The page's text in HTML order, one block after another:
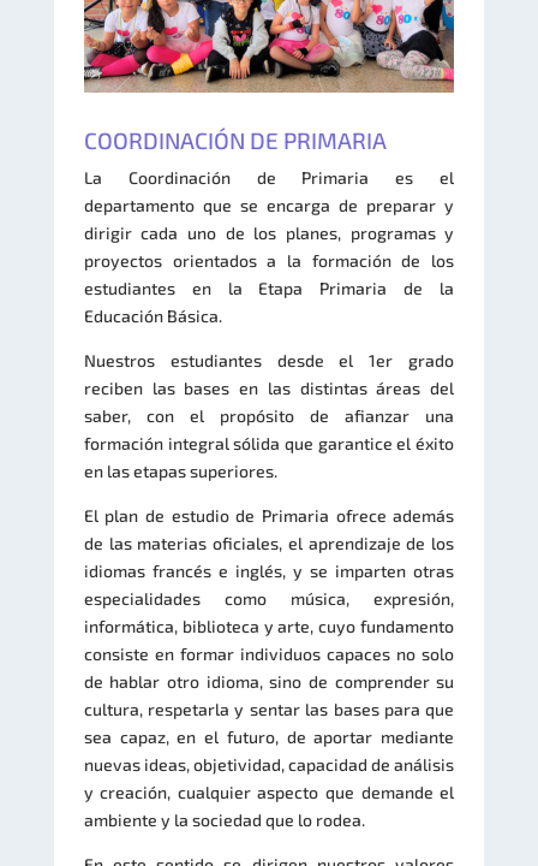
COORDINACIÓN DE PRIMARIA
La Coordinación de Primaria es el
departamento que se encarga de preparar y
dirigir cada uno de los planes, programas y
proyectos orientados a la formación de los
estudiantes en la Etapa Primaria de la
Educación Básica.
Nuestros estudiantes desde el 1er grado
reciben las bases en las distintas áreas del
saber, con el propósito de afianzar una
formación integral sólida que garantice el éxito
en las etapas superiores.
El plan de estudio de Primaria ofrece además
de las materias oficiales, el aprendizaje de los
idiomas francés e inglés, y se imparten otras
especialidades como música, expresión,
informática, biblioteca y arte, cuyo fundamento
consiste en formar individuos capaces no solo
de hablar otro idioma, sino de comprender su
cultura, respetarla y sentar las bases para que
sea capaz, en el futuro, de aportar mediante
nuevas ideas, objetividad, capacidad de análisis
y creación, cualquier aspecto que demande el
ambiente y la sociedad que lo rodea.